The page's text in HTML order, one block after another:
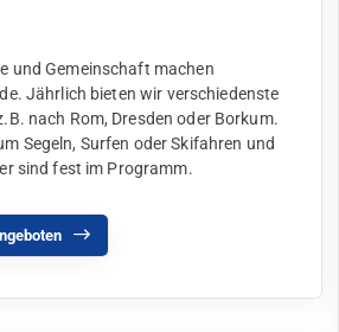
und Gemeinschaft machen
Jährlich bieten wir verschiedenste
nach Rom, Dresden oder Borkum.
Segeln, Surfen oder Skifahren und
sind fest im Programm.